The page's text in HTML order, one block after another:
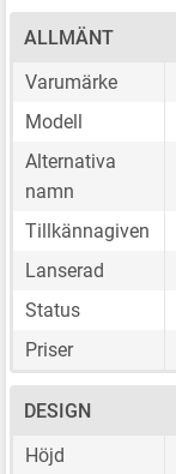
ALLMÄNT
Varumärke
Modell
Alternativa
namn
Tillkännagiven
Lanserad
Status
Priser
DESIGN
Höjd